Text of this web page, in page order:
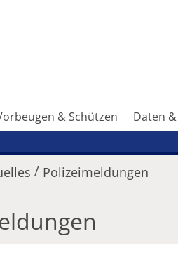
& Schützen Daten
/ Polizeimeldungen